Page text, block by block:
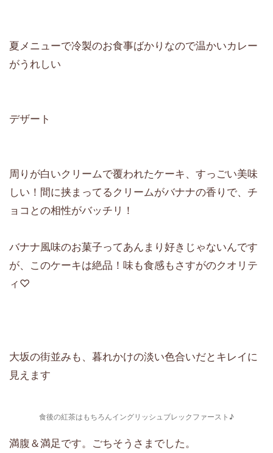
夏メニューで冷製のお食事ばかりなので温かいカレー
がうれしい
デザート
周りが白いクリームで覆われたケーキ、すっごい美味
しい！間に挟まってるクリームがバナナの香りで、チ
ョコとの相性がバッチリ！
バナナ風味のお菓子ってあんまり好きじゃないんです
が、このケーキは絶品！味も食感もさすがのクオリテ
ィ♡
大坂の街並みも、暮れかけの淡い色合いだとキレイに
見えます
食後の紅茶はもちろんイングリッシュブレックファースト♪
満腹＆満足です。ごちそうさまでした。